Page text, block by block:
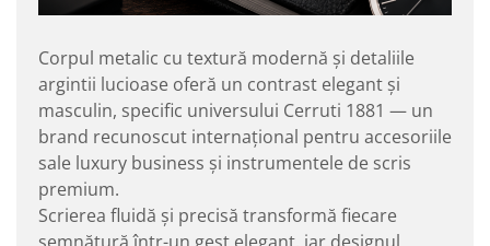
Corpul metalic cu textură modernă și detaliile
argintii lucioase oferă un contrast elegant și
masculin, specific universului Cerruti 1881 — un
brand recunoscut internațional pentru accesoriile
sale luxury business și instrumentele de scris
premium.
Scrierea fluidă și precisă transformă fiecare